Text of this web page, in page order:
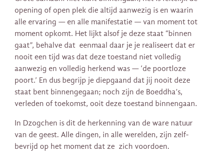
opening of open plek die altijd aanwezig is en waarin
alle ervaring — en alle manifestatie — van moment tot
moment opkomt. Het lijkt alsof je deze staat “binnen
gaat”, behalve dat eenmaal daar je je realiseert dat er
nooit een tijd was dat deze toestand niet volledig
aanwezig en volledig herkend was — ‘de poortloze
poort.’ En dus begrijp je diepgaand dat jij nooit deze
staat bent binnengegaan; noch zijn de Boeddha’s,
verleden of toekomst, ooit deze toestand binnengaan.
In Dzogchen is dit de herkenning van de ware natuur
van de geest. Alle dingen, in alle werelden, zijn zelf-
bevrijd op het moment dat ze zich voordoen.